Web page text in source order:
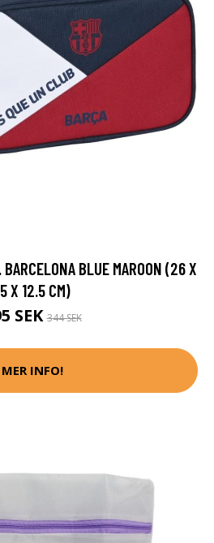
BLUE MAROON (26 X
X 12.5 CM)
SEK344 SEK
MER INFO!